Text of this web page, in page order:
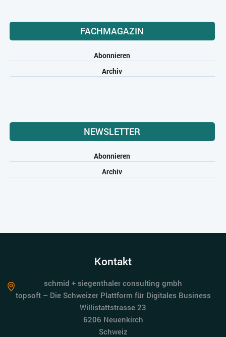
FACHMAGAZIN
Abonnieren
Archiv
NEWSLETTER
Abonnieren
Archiv
Kontakt
schmid + siegenthaler consulting gmbh
topsoft – Die Schweizer Plattform für Digitales Business
Willistattstrasse 23
6206 Neuenkirch
Schweiz